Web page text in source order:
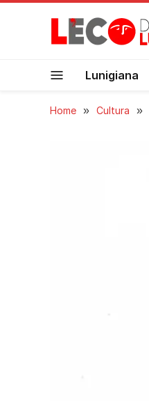
Lunigiana
Home » Cultura »